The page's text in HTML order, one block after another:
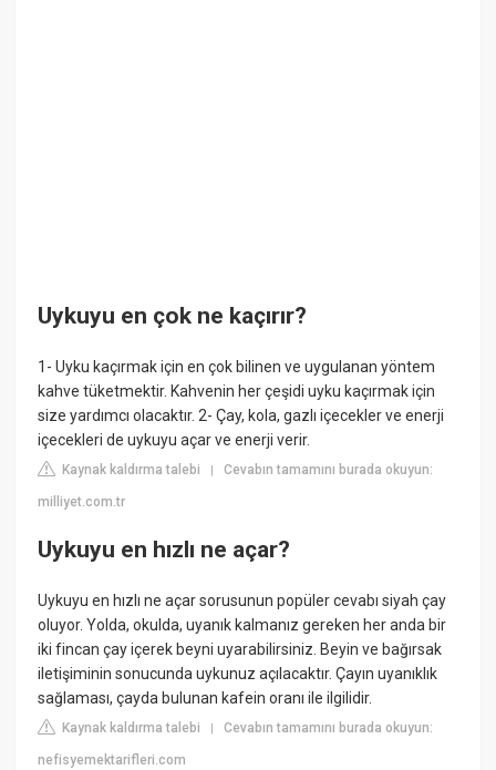
Uykuyu en çok ne kaçırır?
1- Uyku kaçırmak için en çok bilinen ve uygulanan yöntem
kahve tüketmektir. Kahvenin her çeşidi uyku kaçırmak için
size yardımcı olacaktır. 2- Çay, kola, gazlı içecekler ve enerji
içecekleri de uykuyu açar ve enerji verir.
Kaynak kaldırma talebi |Cevabın tamamını burada okuyun:
milliyet.com.tr
Uykuyu en hızlı ne açar?
Uykuyu en hızlı ne açar sorusunun popüler cevabı siyah çay
oluyor. Yolda, okulda, uyanık kalmanız gereken her anda bir
iki fincan çay içerek beyni uyarabilirsiniz. Beyin ve bağırsak
iletişiminin sonucunda uykunuz açılacaktır. Çayın uyanıklık
sağlaması, çayda bulunan kafein oranı ile ilgilidir.
Kaynak kaldırma talebi |Cevabın tamamını burada okuyun:
nefisyemektarifleri.com